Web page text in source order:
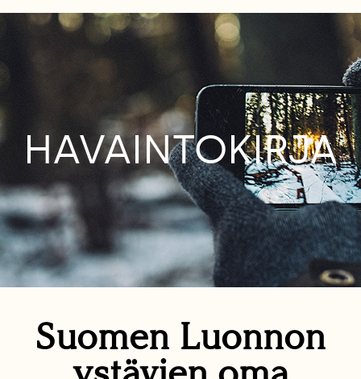
HAVAINTOKIRJA
Suomen Luonnon